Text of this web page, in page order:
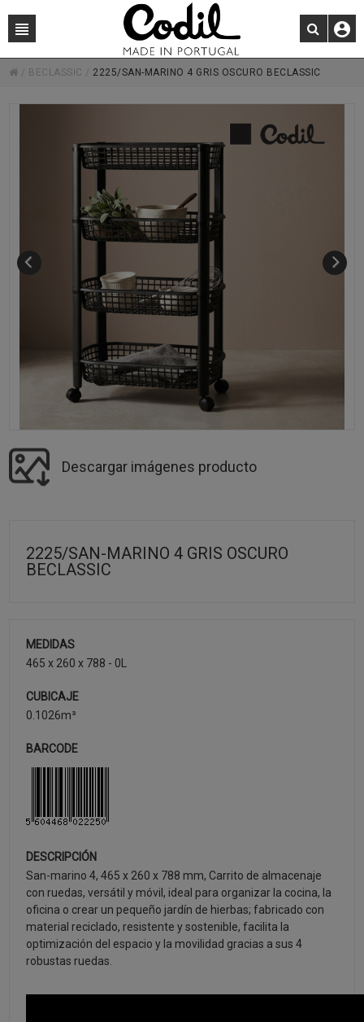
/ BECLASSIC / 2225/SAN-MARINO 4 GRIS OSCURO BECLASSIC
Descargar imágenes producto
2225/SAN-MARINO 4 GRIS OSCURO
BECLASSIC
MEDIDAS
465 x 260 x 788 - 0L
CUBICAJE
0.1026m³
BARCODE
DESCRIPCIÓN
San-marino 4, 465 x 260 x 788 mm, Carrito de almacenaje
con ruedas, versátil y móvil, ideal para organizar la cocina, la
oficina o crear un pequeño jardín de hierbas; fabricado con
material reciclado, resistente y sostenible, facilita la
optimización del espacio y la movilidad gracias a sus 4
robustas ruedas.